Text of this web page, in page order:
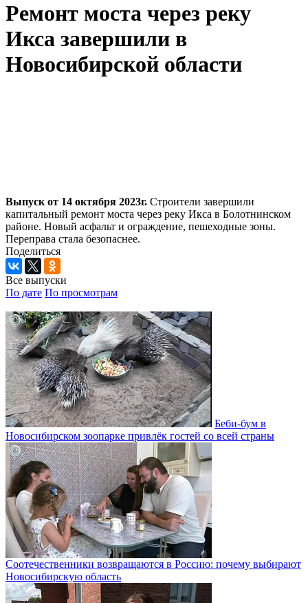
Ремонт моста через реку
Икса завершили в
Новосибирской области
Выпуск от 14 октября 2023г. Строители завершили
капитальный ремонт моста через реку Икса в Болотнинском
районе. Новый асфальт и ограждение, пешеходные зоны.
Переправа стала безопаснее.
Поделиться
Все выпуски
По дате По просмотрам
Беби-бум в
Новосибирском зоопарке привлёк гостей со всей страны
Соотечественники возвращаются в Россию: почему выбирают
Новосибирскую область